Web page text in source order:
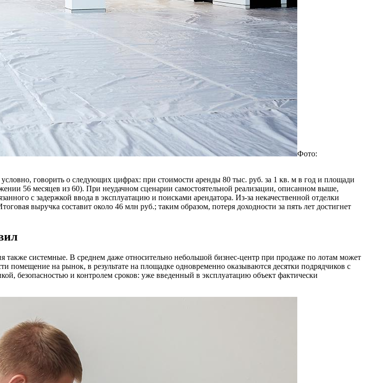
Фото:
говорить о следующих цифрах: при стоимости аренды 80 тыс. руб. за 1 кв. м в год и площади
56 месяцев из 60). При неудачном сценарии самостоятельной реализации, описанном выше,
с задержкой ввода в эксплуатацию и поисками арендатора. Из-за некачественной отделки
выручка составит около 46 млн руб.; таким образом, потеря доходности за пять лет достигнет
также системные. В среднем даже относительно небольшой бизнес-центр при продаже по лотам может
помещение на рынок, в результате на площадке одновременно оказываются десятки подрядчиков с
безопасностью и контролем сроков: уже введенный в эксплуатацию объект фактически